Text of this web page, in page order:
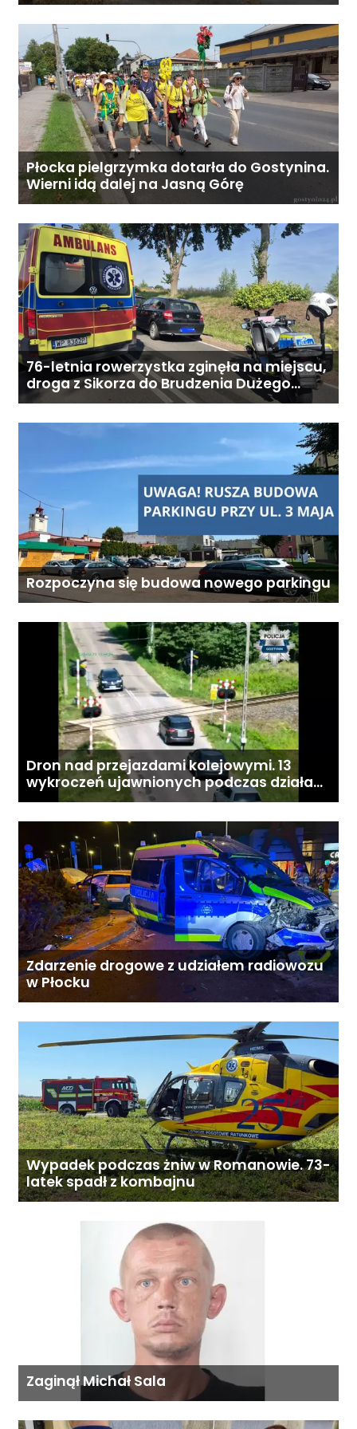
koordynatora oraz infolinię 24/7.
Koszt całodobowej opieki z
zamieszkaniem: od 6800 zł
miesięcznie. Ostateczna cena
zależy od zakresu opieki oraz
indywidualnych potrzeb
podopiecznego. Zadzwoń: 726
284 828 Poniedziałek–piątek,
9:00–18:00
Płocka pielgrzymka dotarła do Gostynina.
Wierni idą dalej na Jasną Górę
76-letnia rowerzystka zginęła na miejscu,
droga z Sikorza do Brudzenia Dużego
zablokowana
Rozpoczyna się budowa nowego parkingu
Dron nad przejazdami kolejowymi. 13
wykroczeń ujawnionych podczas działań
„Bezpieczny przejazd kolejowy”
Zdarzenie drogowe z udziałem radiowozu
w Płocku
Wypadek podczas żniw w Romanowie. 73-
latek spadł z kombajnu
Zaginął Michał Sala